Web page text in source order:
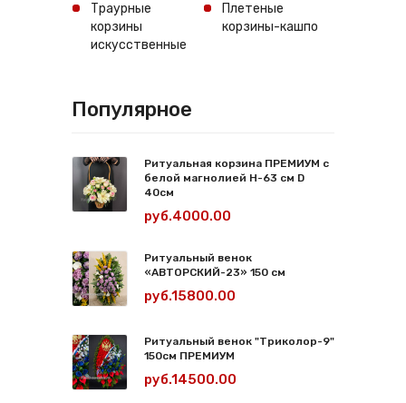
Траурные
корзины
искусственные
Плетеные
корзины-кашпо
Популярное
Ритуальная корзина ПРЕМИУМ с
белой магнолией Н-63 см D
40см
руб.4000.00
Ритуальный венок
«АВТОРСКИЙ-23» 150 см
руб.15800.00
Ритуальный венок "Триколор-9"
150см ПРЕМИУМ
руб.14500.00